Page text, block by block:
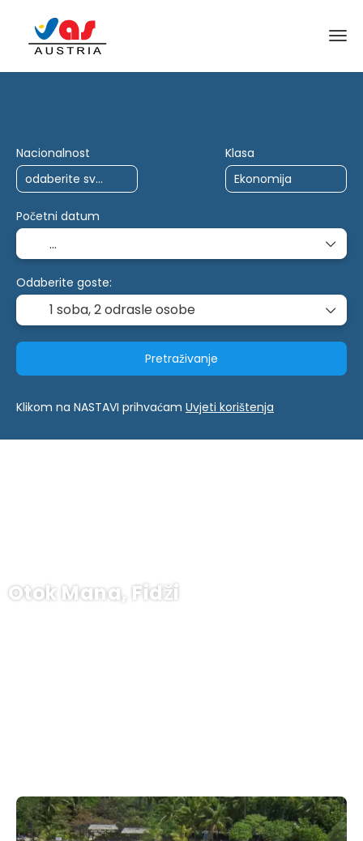
Otok Mana, Fidži
Nacionalnost Klasa
Početni datum
Odaberite goste:
1 soba,2 odrasle osobe
Pretraživanje
Klikom na NASTAVI prihvaćam Uvjeti korištenja